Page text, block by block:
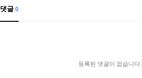
댓글 0
등록된 댓글이 없습니다.